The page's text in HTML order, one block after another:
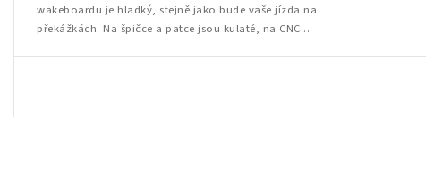
wakeboardu je hladký, stejně jako bude vaše jízda na
překážkách. Na špičce a patce jsou kulaté, na CNC...